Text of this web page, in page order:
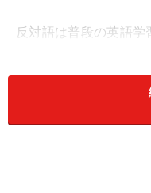
反対語は普段の英語
ことをぜひ感じて頂き